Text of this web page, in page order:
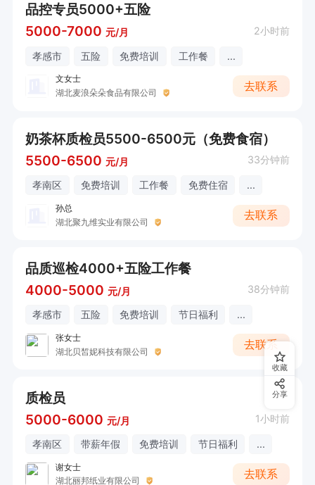
品控专员5000+五险
5000-7000 元/月 2小时前
孝感市 五险 免费培训 工作餐 ...
文女士
湖北麦浪朵朵食品有限公司
去联系
奶茶杯质检员5500-6500元（免费食宿）
5500-6500 元/月 33分钟前
孝南区 免费培训 工作餐 免费住宿 ...
孙总
湖北聚九维实业有限公司
去联系
品质巡检4000+五险工作餐
4000-5000 元/月 38分钟前
孝感市 五险 免费培训 节日福利 ...
张女士
湖北贝皙妮科技有限公司
去联系
质检员
5000-6000 元/月 1小时前
孝南区 带薪年假 免费培训 节日福利 ...
谢女士
湖北丽邦纸业有限公司
去联系
收藏
分享